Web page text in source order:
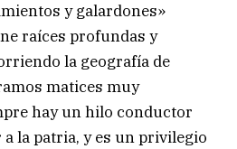
y galardones»
raíces profundas y
la geografía de
matices muy
hay un hilo conductor
la patria, y es un privilegio